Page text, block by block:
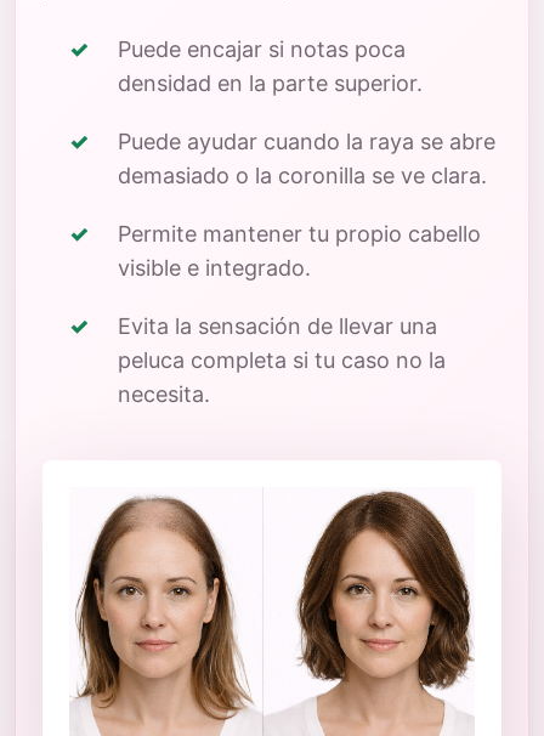
Puede encajar si notas poca
densidad en la parte superior.
Puede ayudar cuando la raya se abre
demasiado o la coronilla se ve clara.
Permite mantener tu propio cabello
visible e integrado.
Evita la sensación de llevar una
peluca completa si tu caso no la
necesita.